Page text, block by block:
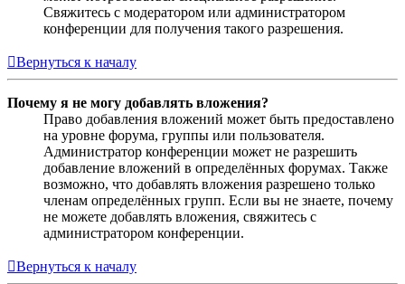
Свяжитесь с модератором или администратором
конференции для получения такого разрешения.
Вернуться к началу
Почему я не могу добавлять вложения?
Право добавления вложений может быть предоставлено
на уровне форума, группы или пользователя.
Администратор конференции может не разрешить
добавление вложений в определённых форумах. Также
возможно, что добавлять вложения разрешено только
членам определённых групп. Если вы не знаете, почему
не можете добавлять вложения, свяжитесь с
администратором конференции.
Вернуться к началу